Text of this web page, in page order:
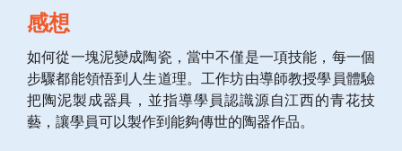
感想
如何從一塊泥變成陶瓷，當中不僅是一項技能，每一個
步驟都能領悟到人生道理。工作坊由導師教授學員體驗
把陶泥製成器具，並指導學員認識源自江西的青花技
藝，讓學員可以製作到能夠傳世的陶器作品。